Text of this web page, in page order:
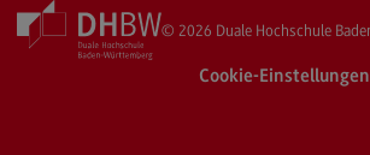
© 2026 Duale Hochschule
Cookie-Einstellungen